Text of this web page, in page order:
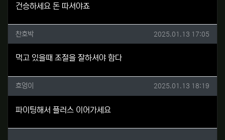
건승하세요 돈 따셔야죠
찬호박님의 댓글
찬호박 작성일
2025.01.13 17:05
먹고 있을때 조절을 잘하셔야 함다
흐엉이님의 댓글
흐엉이 작성일
2025.01.13 18:19
파이팅해서 플러스 이어가세요